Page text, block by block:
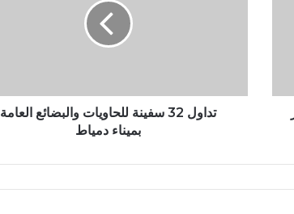
تداول 32 سفينة للحاويات والبضائع العامة
بميناء دمياط